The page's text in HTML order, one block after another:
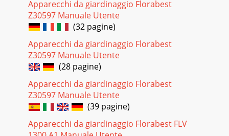
Apparecchi da giardinaggio Florabest
Z30597 Manuale Utente
(32 pagine)
Apparecchi da giardinaggio Florabest
Z30597 Manuale Utente
(28 pagine)
Apparecchi da giardinaggio Florabest
Z30597 Manuale Utente
(39 pagine)
Apparecchi da giardinaggio Florabest FLV